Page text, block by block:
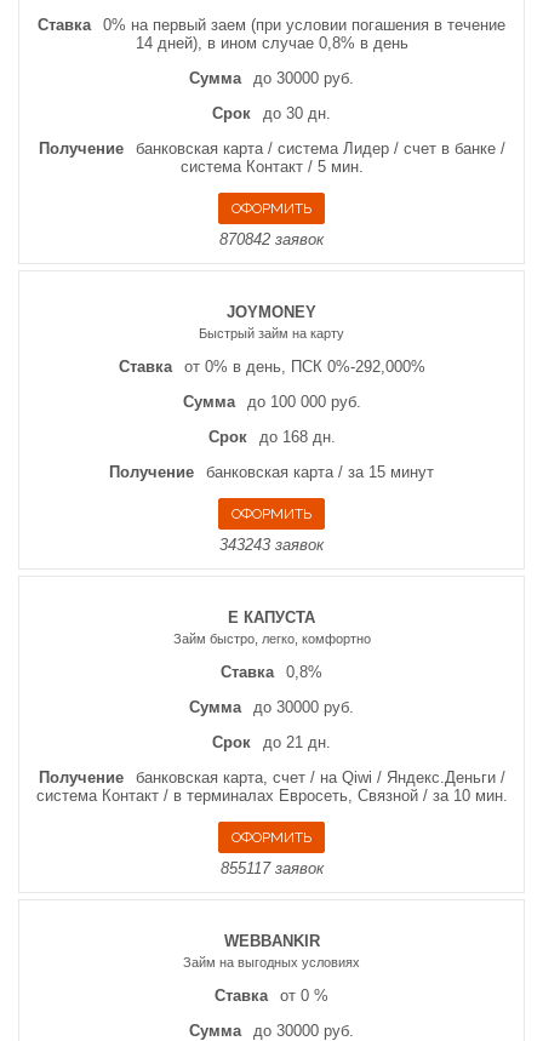
Ставка
0% на первый заем (при условии погашения в течение
14 дней), в ином случае 0,8% в день
Сумма
до 30000 руб.
Срок
до 30 дн.
Получение
банковская карта / система Лидер / счет в банке /
система Контакт / 5 мин.
870842 заявок
JOYMONEY
Быстрый займ на карту
Ставка
от 0% в день, ПСК 0%-292,000%
Сумма
до 100 000 руб.
Срок
до 168 дн.
Получение
банковская карта / за 15 минут
343243 заявок
Е КАПУСТА
Займ быстро, легко, комфортно
Ставка
0,8%
Сумма
до 30000 руб.
Срок
до 21 дн.
Получение
банковская карта, счет / на Qiwi / Яндекс.Деньги /
система Контакт / в терминалах Евросеть, Связной / за 10 мин.
855117 заявок
WEBBANKIR
Займ на выгодных условиях
Ставка
от 0 %
Сумма
до 30000 руб.